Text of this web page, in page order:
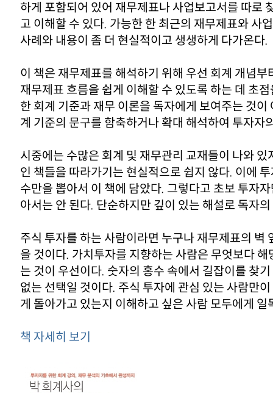
하게 포함되어 있어 재무제표나 사업보고서를 따로
고 이해할 수 있다. 가능한 한 최근의 재무제표와 사
사례와 내용이 좀 더 현실적이고 생생하게 다가온다.
이 책은 재무제표를 해석하기 위해 우선 회계 개념
재무제표 흐름을 쉽게 이해할 수 있도록 하는 데 초
한 회계 기준과 재무 이론을 독자에게 보여주는 것
계 기준의 문구를 함축하거나 확대 해석하여 투자자
시중에는 수많은 회계 및 재무관리 교재들이 나와
인 책들을 따라가기는 현실적으로 쉽지 않다. 이에
수만을 뽑아서 이 책에 담았다. 그렇다고 초보 투자
아서는 안 된다. 단순하지만 깊이 있는 해설로 독자
주식 투자를 하는 사람이라면 누구나 재무제표의 벽
을 것이다. 가치투자를 지향하는 사람은 무엇보다
는 것이 우선이다. 숫자의 홍수 속에서 길잡이를 찾
없는 선택일 것이다. 주식 투자에 관심 있는 사람만
게 돌아가고 있는지 이해하고 싶은 사람 모두에게
책 자세히 보기